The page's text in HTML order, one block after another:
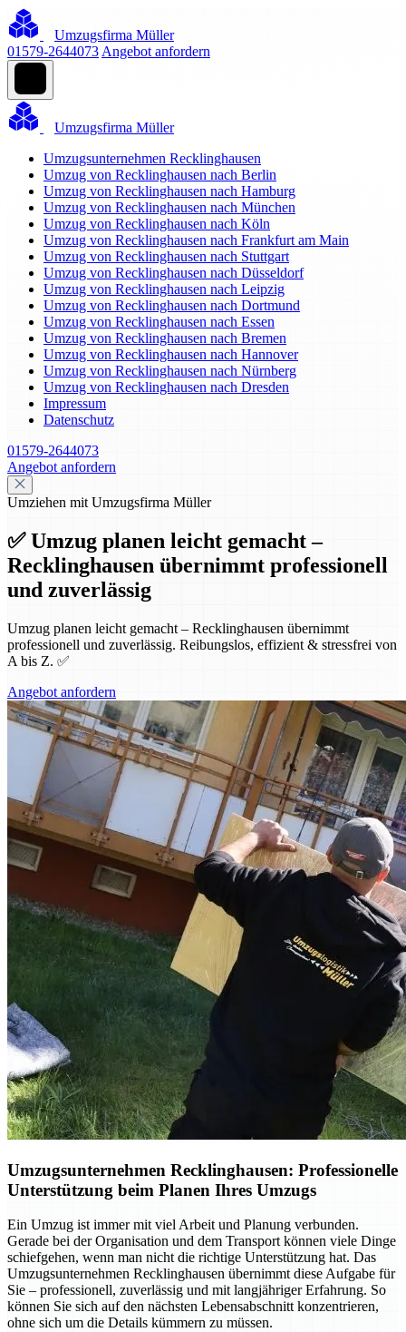
Umzugsfirma Müller
01579-2644073 Angebot anfordern
Umzugsfirma Müller
Umzugsunternehmen Recklinghausen
Umzug von Recklinghausen nach Berlin
Umzug von Recklinghausen nach Hamburg
Umzug von Recklinghausen nach München
Umzug von Recklinghausen nach Köln
Umzug von Recklinghausen nach Frankfurt am Main
Umzug von Recklinghausen nach Stuttgart
Umzug von Recklinghausen nach Düsseldorf
Umzug von Recklinghausen nach Leipzig
Umzug von Recklinghausen nach Dortmund
Umzug von Recklinghausen nach Essen
Umzug von Recklinghausen nach Bremen
Umzug von Recklinghausen nach Hannover
Umzug von Recklinghausen nach Nürnberg
Umzug von Recklinghausen nach Dresden
Impressum
Datenschutz
01579-2644073
Angebot anfordern
Umziehen mit Umzugsfirma Müller
✅ Umzug planen leicht gemacht –
Recklinghausen übernimmt professionell
und zuverlässig
Umzug planen leicht gemacht – Recklinghausen übernimmt
professionell und zuverlässig. Reibungslos, effizient & stressfrei von
A bis Z. ✅
Angebot anfordern
Umzugsunternehmen Recklinghausen: Professionelle
Unterstützung beim Planen Ihres Umzugs
Ein Umzug ist immer mit viel Arbeit und Planung verbunden.
Gerade bei der Organisation und dem Transport können viele Dinge
schiefgehen, wenn man nicht die richtige Unterstützung hat. Das
Umzugsunternehmen Recklinghausen übernimmt diese Aufgabe für
Sie – professionell, zuverlässig und mit langjähriger Erfahrung. So
können Sie sich auf den nächsten Lebensabschnitt konzentrieren,
ohne sich um die Details kümmern zu müssen.